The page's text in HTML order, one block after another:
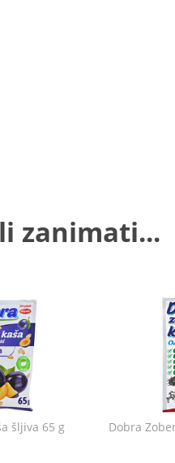
zanimati...
šljiva 65 g
Dobra